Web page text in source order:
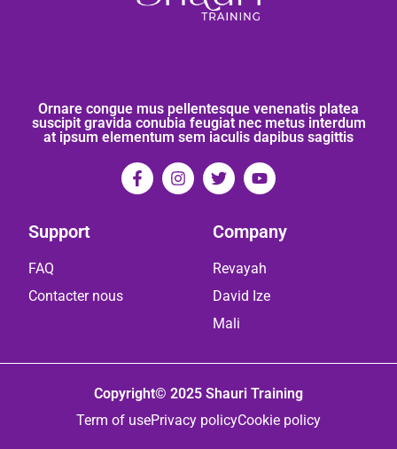
Ornare congue mus pellentesque venenatis platea
suscipit gravida conubia feugiat nec metus interdum
at ipsum elementum sem iaculis dapibus sagittis
Support
FAQ
Contacter nous
Company
Revayah
David Ize
Mali
Copyright© 2025 Shauri Training
Term of usePrivacy policyCookie policy